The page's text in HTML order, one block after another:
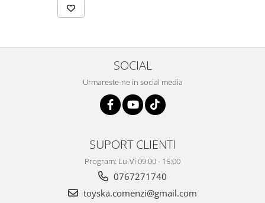
SOCIAL
Urmareste-ne in social media
SUPORT CLIENTI
Program: Lu-Vi 09:00 - 15:00
0767271740
toyska.comenzi@gmail.com